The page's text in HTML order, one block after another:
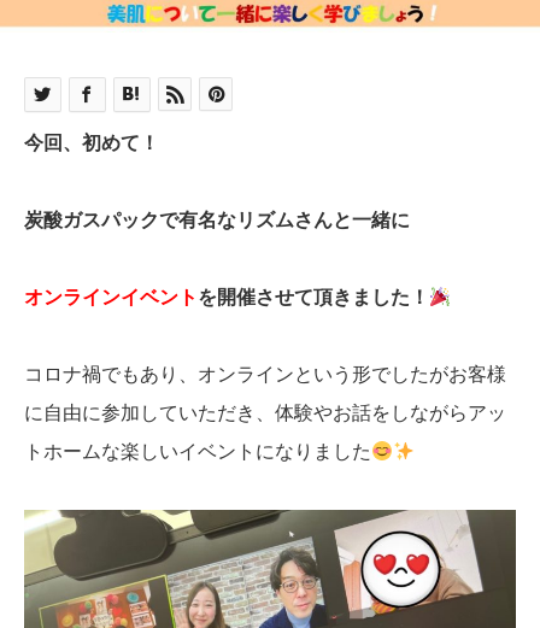
今回、初めて！
炭酸ガスパックで有名なリズムさんと一緒に
オンラインイベント を開催させて頂きました！
コロナ禍でもあり、オンラインという形でしたがお客様
に自由に参加していただき、体験やお話をしながらアッ
トホームな楽しいイベントになりました